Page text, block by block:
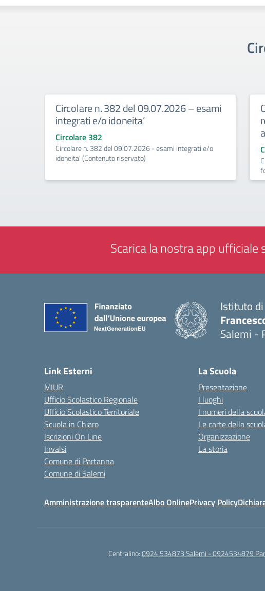
Circolare n. 382 del 09.07.2026 – esami
integrati e/o idoneita’
Circolare 382
Circolare n. 382 del 09.07.2026 - esami integrati e/o
idoneita' (Contenuto riservato)
Scarica la nostra app ufficiale
Istituto
Salemi -
Link Esterni
MIUR
Ufficio Scolastico Regionale
Ufficio Scolastico Territoriale
Scuola in Chiaro
Iscrizioni On Line
Invalsi
Comune di Partanna
Comune di Salemi
La Scuola
Presentazione
I luoghi
I numeri della
Le carte della
Organizzazione
La storia
Amministrazione trasparenteAlbo OnlinePrivacy Policy
Centralino:0924 534873 Salemi - 0924534879